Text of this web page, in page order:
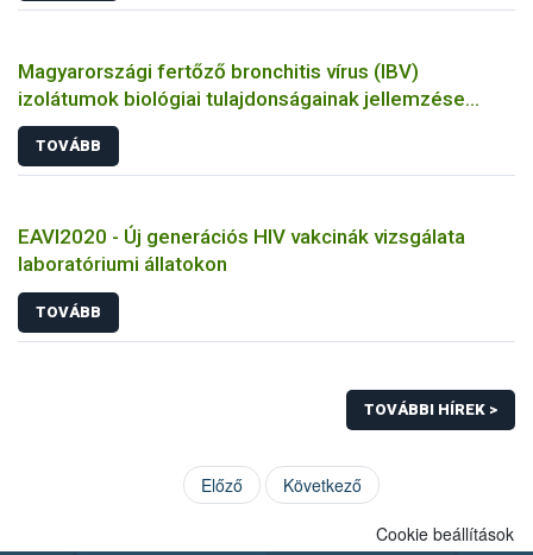
Magyarországi fertőző bronchitis vírus (IBV)
izolátumok biológiai tulajdonságainak jellemzése
állatkísérletes és molekuláris biológiai eszközökkel
TOVÁBB
EAVI2020 - Új generációs HIV vakcinák vizsgálata
laboratóriumi állatokon
TOVÁBB
TOVÁBBI HÍREK >
Előző Következő
Cookie beállítások